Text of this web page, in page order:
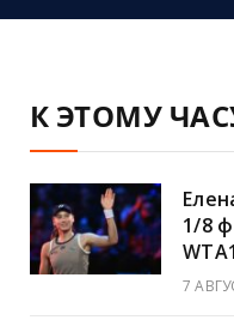
К ЭТОМУ
1/8
7